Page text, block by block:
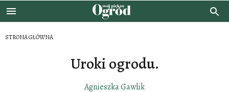
STRONA GŁÓWNA
Uroki ogrodu.
Agnieszka Gawlik